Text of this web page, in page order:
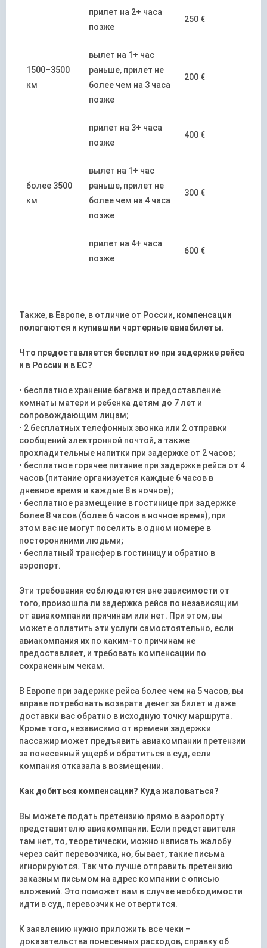
прилет на 2+ часа
позже
250 €
1500–3500
км
вылет на 1+ час
раньше, прилет не
более чем на 3 часа
позже
200 €
прилет на 3+ часа
позже
400 €
более 3500
км
вылет на 1+ час
раньше, прилет не
более чем на 4 часа
позже
300 €
прилет на 4+ часа
позже
600 €
Также, в Европе, в отличие от России, компенсации
полагаются и купившим чартерные авиабилеты.
Что предоставляется бесплатно при задержке рейса
и в России и в ЕС?
• бесплатное хранение багажа и предоставление
комнаты матери и ребенка детям до 7 лет и
сопровождающим лицам;
• 2 бесплатных телефонных звонка или 2 отправки
сообщений электронной почтой, а также
прохладительные напитки при задержке от 2 часов;
• бесплатное горячее питание при задержке рейса от 4
часов (питание организуется каждые 6 часов в
дневное время и каждые 8 в ночное);
• бесплатное размещение в гостинице при задержке
более 8 часов (более 6 часов в ночное время), при
этом вас не могут поселить в одном номере в
посторониними людьми;
• бесплатный трансфер в гостиницу и обратно в
аэропорт.
Эти требования соблюдаются вне зависимости от
того, произошла ли задержка рейса по независящим
от авиакомпании причинам или нет. При этом, вы
можете оплатить эти услуги самостоятельно, если
авиакомпания их по каким-то причинам не
предоставляет, и требовать компенсации по
сохраненным чекам.
В Европе при задержке рейса более чем на 5 часов, вы
вправе потребовать возврата денег за билет и даже
доставки вас обратно в исходную точку маршрута.
Кроме того, независимо от времени задержки
пассажир может предъявить авиакомпании претензии
за понесенный ущерб и обратиться в суд, если
компания отказала в возмещении.
Как добиться компенсации? Куда жаловаться?
Вы можете подать претензию прямо в аэропорту
представителю авиакомпании. Если представителя
там нет, то, теоретически, можно написать жалобу
через сайт перевозчика, но, бывает, такие письма
игнорируются. Так что лучше отправить претензию
заказным письмом на адрес компании с описью
вложений. Это поможет вам в случае необходимости
идти в суд, перевозчик не отвертится.
К заявлению нужно приложить все чеки –
доказательства понесенных расходов, справку об